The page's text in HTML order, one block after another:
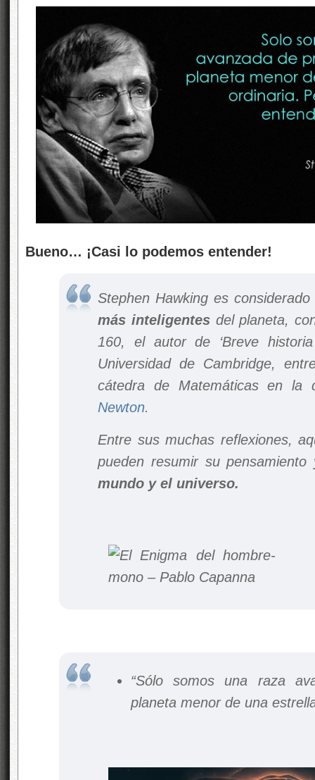
Bueno… ¡Casi lo podemos entender!
Stephen Hawking es
más inteligentes del planeta,
160, el autor de ‘Breve
Universidad de Cambridge,
cátedra de Matemáticas en la
Newton.
Entre sus muchas reflexiones,
pueden resumir su pensamiento
mundo y el universo.
“Sólo somos una raza
planeta menor de una